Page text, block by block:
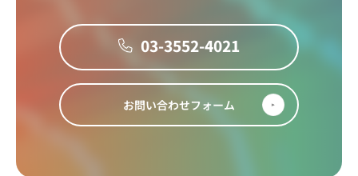
03-3552-4021
お問い合わせフォーム